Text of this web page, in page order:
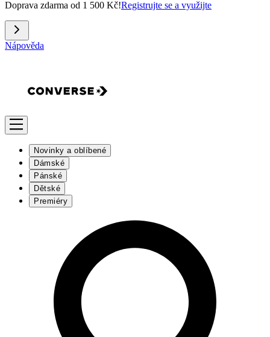
Doprava zdarma od 1 500 Kč!Registrujte se a využijte
Nápověda
Novinky a oblíbené
Dámské
Pánské
Dětské
Premiéry